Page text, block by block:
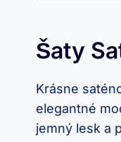
Šaty
Krásne
elegantné
jemný lesk a